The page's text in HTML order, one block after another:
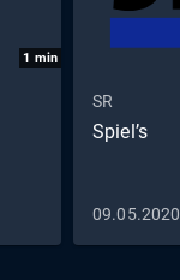
1 min
SR
Spiel’s
09.05.2020